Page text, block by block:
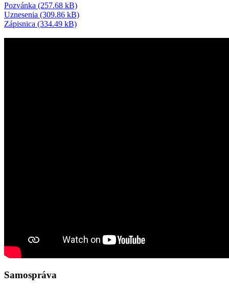
Pozvánka (257.68 kB)
Uznesenia (309.86 kB)
Zápisnica (334.49 kB)
Samospráva